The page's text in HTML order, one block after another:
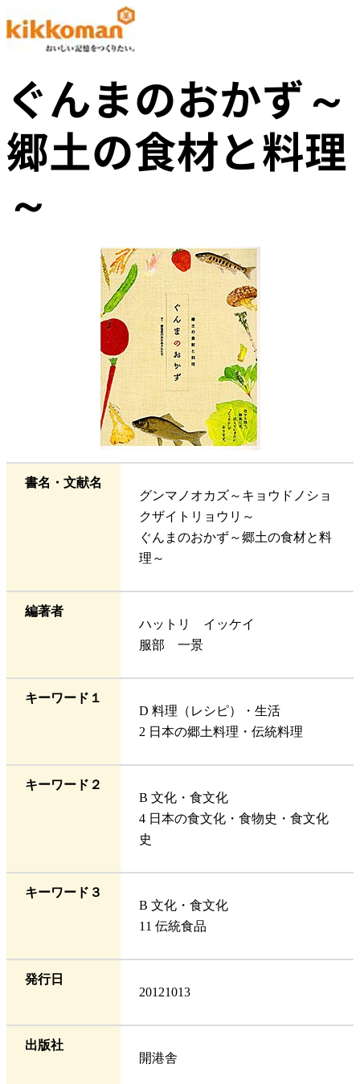
ぐんまのおかず～
郷土の食材と料理
～
書名・文献名
グンマノオカズ～キョウドノショ
クザイトリョウリ～
ぐんまのおかず～郷土の食材と料
理～
編著者
ハットリ イッケイ
服部 一景
キーワード１
D 料理（レシピ）・生活
2 日本の郷土料理・伝統料理
キーワード２
B 文化・食文化
4 日本の食文化・食物史・食文化
史
キーワード３
B 文化・食文化
11 伝統食品
発行日
20121013
出版社
開港舎